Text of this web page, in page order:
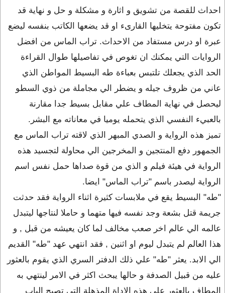
احداث للقصة من تشويق و اثارة و مشكلة و حل و نهاية قد
تكون مفتوحة يتخليها القارىء او قد يضعها الكاتب بنفسه ليضع
عبرة او درس مستفاد من الاحداث. تراب الماس من افضل
الروايات التي يمكنك ان تغوص في تفاصيلها طوال القراءة
الحد الذي يجعلك تلتبس بعباءة طه البسيط المواطن الذي
عاني من ظروف جيله و يضطر الي مجاملة من ذوي السطو
ليحصل في نهاية المطاف علي مقابل بسيط جدا مقارنة
بالعبيء النفسي الذي يتحمله يوميا في معاناته مع البشر.
تميز هذه الرواية و الصدي المبهر الذي لاقته تراب الماس مع
الجمهور دفع المنتجين و المخرجين الي محاولة لتجسيد هذه
الرواية في هيئة فيلم و الذي من قوة صداها حمل نفس اسم
الرواية ليصدر باسم "تراب الماس" ايضا.
"طه" البسيط يقع في ملابسات كثيرة اثناء الرواية فقد حدثت
جريمة قتل بشعة وجد نفسه فيها متهما و حاملا لنتاجها ليتبدل
عالمه الي عالم اخر صعب مخالف لما كان يعيشه من قبل , و
هذا العالم لم يتبدل ليوم او اثنين , فقد انتهي عهد "طه" القديم
الي الابد. يعثر "طه" علي ذلك الدفتر السري الذي يقوم بالعثور
عليه من قبيل الصدفة و حالها يبحث اكثر في الامر لينتهي به
المطاف بالعثور علي هذه الاداة المذهلة التي تصبح الباب